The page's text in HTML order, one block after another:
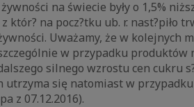
na świecie były o 1,5%
któr? na pocz?tku ub. r. nast?piło
Uważamy, że w kolejnych
w przypadku produktów
silnego wzrostu cen cukru
utrzyma się natomiast w
z 07.12.2016).